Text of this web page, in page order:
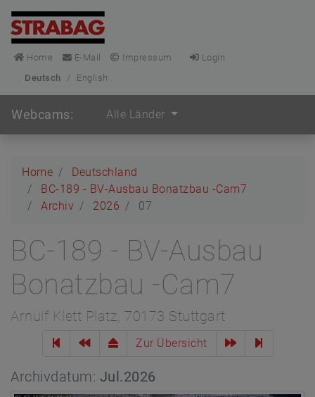
Home E-Mail Impressum
Login
Deutsch
/ English
Webcams: Alle Länder
Home
Deutschland
BC-189 - BV-Ausbau Bonatzbau -Cam7
Archiv
2026 07
BC-189 - BV-Ausbau
Bonatzbau -Cam7
Arnulf Klett Platz, 70173 Stuttgart
Zur Übersicht
Archivdatum: Jul.2026